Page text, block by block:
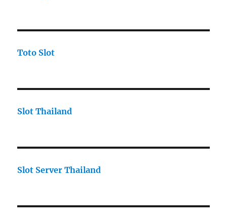
Toto Slot
Slot Thailand
Slot Server Thailand